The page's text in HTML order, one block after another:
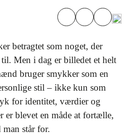
betragtet som noget, der
Men i dag er billedet et helt
bruger smykker som en
stil – ikke kun som
for identitet, værdier og
blevet en måde at fortælle,
står for.